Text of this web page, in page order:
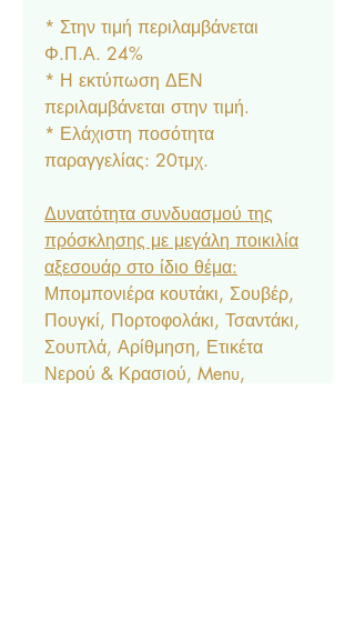
* Στην τιμή περιλαμβάνεται
Φ.Π.Α. 24%
* Η εκτύπωση ΔΕΝ
περιλαμβάνεται στην τιμή.
* Ελάχιστη ποσότητα
παραγγελίας: 20τμχ.
Δυνατότητα συνδυασμού της
πρόσκλησης με μεγάλη ποικιλία
αξεσουάρ στο ίδιο θέμα:
Μπομπονιέρα κουτάκι, Σουβέρ,
Πουγκί, Πορτοφολάκι, Τσαντάκι,
Σουπλά, Αρίθμηση, Ετικέτα
Νερού & Κρασιού, Menu,